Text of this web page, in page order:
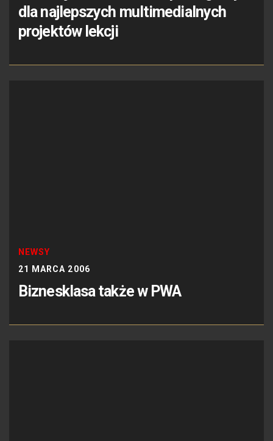
dla najlepszych multimedialnych
projektów lekcji
NEWSY
21 MARCA 2006
Biznesklasa także w PWA